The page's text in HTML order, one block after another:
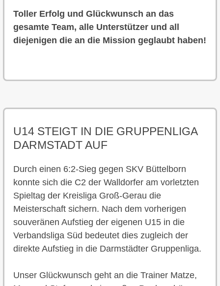
Toller Erfolg und Glückwunsch an das
gesamte Team, alle Unterstützer und all
diejenigen die an die Mission geglaubt haben!
U14 STEIGT IN DIE GRUPPENLIGA
DARMSTADT AUF
Durch einen 6:2-Sieg gegen SKV Büttelborn
konnte sich die C2 der Walldorfer am vorletzten
Spieltag der Kreisliga Groß-Gerau die
Meisterschaft sichern. Nach dem vorherigen
souveränen Aufstieg der eigenen U15 in die
Verbandsliga Süd bedeutet dies zugleich der
direkte Aufstieg in die Darmstädter Gruppenliga.
Unser Glückwunsch geht an die Trainer Matze,